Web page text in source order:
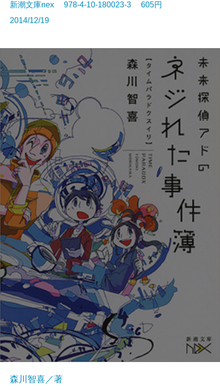
新潮文庫nex 978-4-10-180023-3 605円
2014/12/19
森川智喜／著